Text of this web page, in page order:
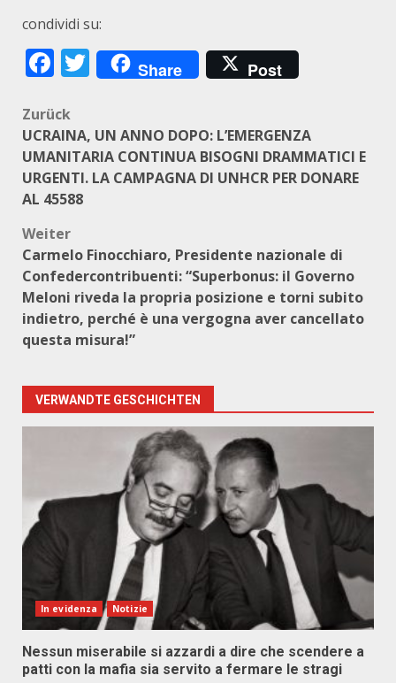
condividi su:
Facebook
Twitter
Share Post
Beitragsnavigation
Zurück
UCRAINA, UN ANNO DOPO: L’EMERGENZA
UMANITARIA CONTINUA BISOGNI DRAMMATICI E
URGENTI. LA CAMPAGNA DI UNHCR PER DONARE
AL 45588
Weiter
Carmelo Finocchiaro, Presidente nazionale di
Confedercontribuenti: “Superbonus: il Governo
Meloni riveda la propria posizione e torni subito
indietro, perché è una vergogna aver cancellato
questa misura!”
VERWANDTE GESCHICHTEN
In evidenza Notizie
Nessun miserabile si azzardi a dire che scendere a
patti con la mafia sia servito a fermare le stragi